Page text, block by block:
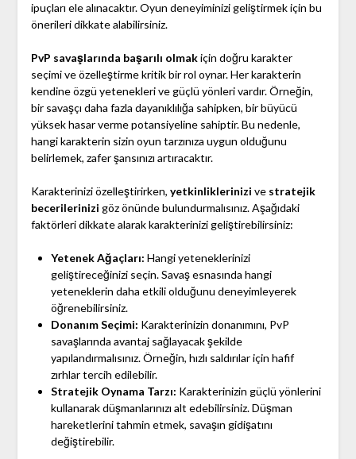
ipuçları ele alınacaktır. Oyun deneyiminizi geliştirmek için bu
önerileri dikkate alabilirsiniz.
PvP savaşlarında başarılı olmakiçin doğru karakter
seçimi ve özelleştirme kritik bir rol oynar. Her karakterin
kendine özgü yetenekleri ve güçlü yönleri vardır. Örneğin,
bir savaşçı daha fazla dayanıklılığa sahipken, bir büyücü
yüksek hasar verme potansiyeline sahiptir. Bu nedenle,
hangi karakterin sizin oyun tarzınıza uygun olduğunu
belirlemek, zafer şansınızı artıracaktır.
Karakterinizi özelleştirirken, yetkinliklerinizi ve stratejik
becerilerinizi göz önünde bulundurmalısınız. Aşağıdaki
faktörleri dikkate alarak karakterinizi geliştirebilirsiniz:
Yetenek Ağaçları: Hangi yeteneklerinizi
geliştireceğinizi seçin. Savaş esnasında hangi
yeteneklerin daha etkili olduğunu deneyimleyerek
öğrenebilirsiniz.
Donanım Seçimi: Karakterinizin donanımını, PvP
savaşlarında avantaj sağlayacak şekilde
yapılandırmalısınız. Örneğin, hızlı saldırılar için hafif
zırhlar tercih edilebilir.
Stratejik Oynama Tarzı: Karakterinizin güçlü yönlerini
kullanarak düşmanlarınızı alt edebilirsiniz. Düşman
hareketlerini tahmin etmek, savaşın gidişatını
değiştirebilir.